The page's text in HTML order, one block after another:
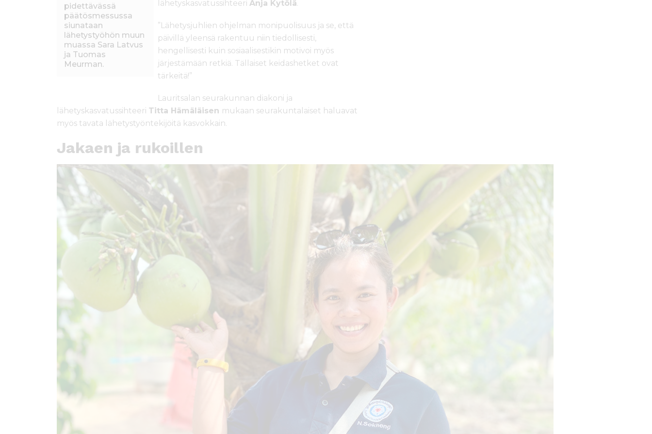
pidettävässä
päätösmessussa
siunataan
lähetystyöhön muun
muassa Sara Latvus
ja Tuomas
Meurman.
lähetyskasvatussihteeri Anja Kytölä.
”Lähetysjuhlien ohjelman monipuolisuus ja se, että
päivillä yleensä rakentuu niin tiedollisesti,
hengellisesti kuin sosiaalisestikin motivoi myös
järjestämään retkiä. Tällaiset keidashetket ovat
tärkeitä!”
Lauritsalan seurakunnan diakoni ja
lähetyskasvatussihteeri Titta Hämäläisen mukaan seurakuntalaiset haluavat
myös tavata lähetystyöntekijöitä kasvokkain.
Jakaen ja rukoillen